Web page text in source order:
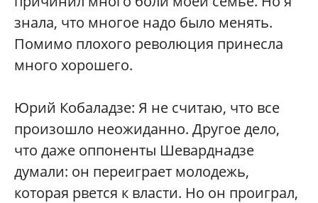
знала, что многое надо было менять.
Помимо плохого революция принесла
много хорошего.
Юрий Кобаладзе: Я не считаю, что все
произошло неожиданно. Другое дело,
что даже оппоненты Шеварднадзе
думали: он переиграет молодежь,
которая рвется к власти. Но он проиграл,